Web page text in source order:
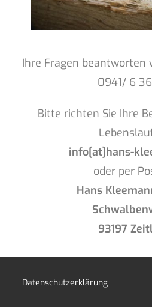
Ihre Fragen beantworten
0941/ 6
Bitte richten Sie Ihre
info[at]hans-
oder per
Hans
93197
Datenschutzerklärung